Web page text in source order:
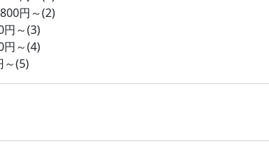
円～(2)
円～(3)
円～(4)
～(5)